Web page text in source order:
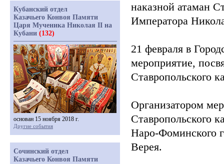
наказной атаман
Императора
21 февраля в
мероприятие,
Ставропольского
Организатором
Ставропольского
Наро-Фоминского
Верея.
Кубанский отдел
Казачьего Конвоя Памяти
Царя Мученика Николая II на
Кубани (132)
основан 15 ноября 2018 г.
Другие события
Сочинский отдел
Казачьего Конвоя Памяти